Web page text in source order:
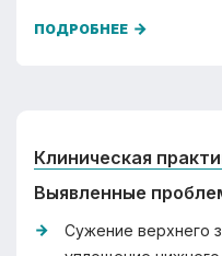
ПОДРОБНЕЕ
Клиническая
Выявленные
Сужение верхнего